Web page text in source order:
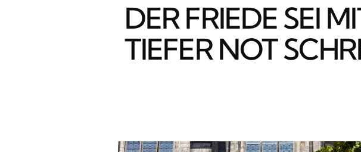
DER FRIEDE SEI
TIEFER NOT